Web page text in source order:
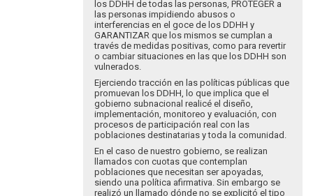
los DDHH de todas las personas, PROTEGER a
las personas impidiendo abusos o
interferencias en el goce de los DDHH y
GARANTIZAR que los mismos se cumplan a
través de medidas positivas, como para revertir
o cambiar situaciones en las que los DDHH son
vulnerados.
Ejerciendo tracción en las políticas públicas que
promuevan los DDHH, lo que implica que el
gobierno subnacional realicé el diseño,
implementación, monitoreo y evaluación, con
procesos de participación real con las
poblaciones destinatarias y toda la comunidad.
En el caso de nuestro gobierno, se realizan
llamados con cuotas que contemplan
poblaciones que necesitan ser apoyadas,
siendo una política afirmativa. Sin embargo se
realizó un llamado dónde no se explicitó el tipo